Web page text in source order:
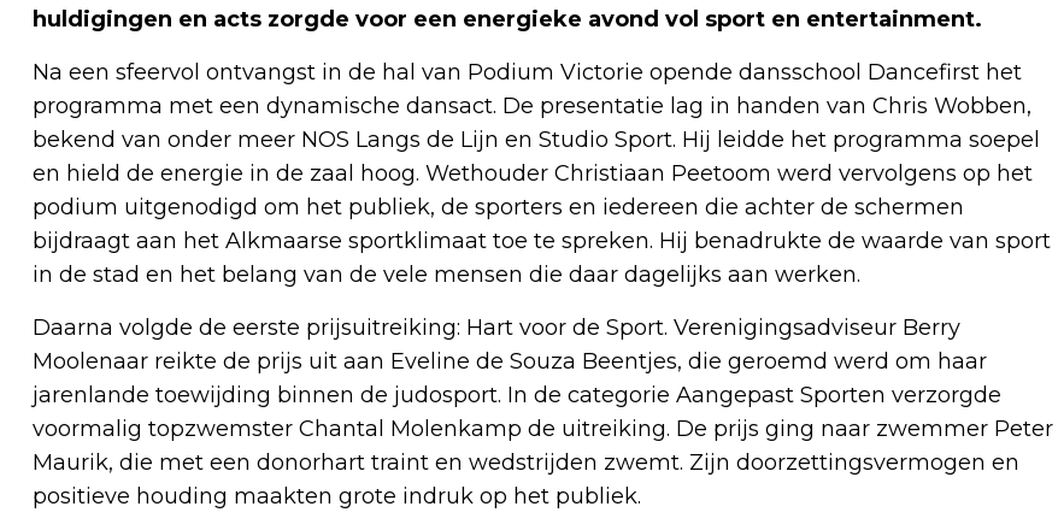
huldigingen en acts zorgde voor een energieke avond vol sport en entertainment.
Na een sfeervol ontvangst in de hal van Podium Victorie opende dansschool Dancefirst het
programma met een dynamische dansact. De presentatie lag in handen van Chris Wobben,
bekend van onder meer NOS Langs de Lijn en Studio Sport. Hij leidde het programma soepel
en hield de energie in de zaal hoog. Wethouder Christiaan Peetoom werd vervolgens op het
podium uitgenodigd om het publiek, de sporters en iedereen die achter de schermen
bijdraagt aan het Alkmaarse sportklimaat toe te spreken. Hij benadrukte de waarde van sport
in de stad en het belang van de vele mensen die daar dagelijks aan werken.
Daarna volgde de eerste prijsuitreiking: Hart voor de Sport. Verenigingsadviseur Berry
Moolenaar reikte de prijs uit aan Eveline de Souza Beentjes, die geroemd werd om haar
jarenlande toewijding binnen de judosport. In de categorie Aangepast Sporten verzorgde
voormalig topzwemster Chantal Molenkamp de uitreiking. De prijs ging naar zwemmer Peter
Maurik, die met een donorhart traint en wedstrijden zwemt. Zijn doorzettingsvermogen en
positieve houding maakten grote indruk op het publiek.